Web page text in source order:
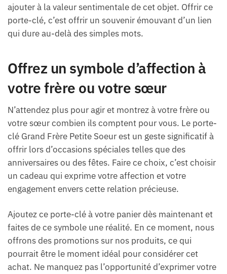
ajouter à la valeur sentimentale de cet objet. Offrir ce
porte-clé, c’est offrir un souvenir émouvant d’un lien
qui dure au-delà des simples mots.
Offrez un symbole d’affection à
votre frère ou votre sœur
N’attendez plus pour agir et montrez à votre frère ou
votre sœur combien ils comptent pour vous. Le porte-
clé Grand Frère Petite Soeur est un geste significatif à
offrir lors d’occasions spéciales telles que des
anniversaires ou des fêtes. Faire ce choix, c’est choisir
un cadeau qui exprime votre affection et votre
engagement envers cette relation précieuse.
Ajoutez ce porte-clé à votre panier dès maintenant et
faites de ce symbole une réalité. En ce moment, nous
offrons des promotions sur nos produits, ce qui
pourrait être le moment idéal pour considérer cet
achat. Ne manquez pas l’opportunité d’exprimer votre